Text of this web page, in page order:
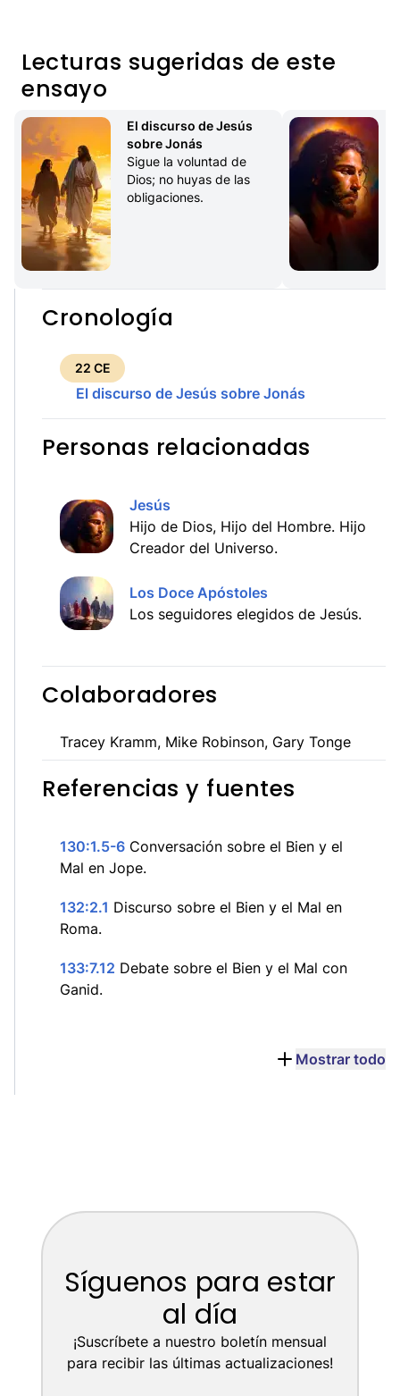
Lecturas sugeridas de este
ensayo
El discurso de Jesús
sobre Jonás
Sigue la voluntad de
Dios; no huyas de las
obligaciones.
Cronología
22 CE
El discurso de Jesús sobre Jonás
Personas relacionadas
Jesús
Hijo de Dios, Hijo del Hombre. Hijo
Creador del Universo.
Los Doce Apóstoles
Los seguidores elegidos de Jesús.
Colaboradores
Tracey Kramm, Mike Robinson, Gary Tonge
Referencias y fuentes
130:1.5-6 Conversación sobre el Bien y el
Mal en Jope.
132:2.1 Discurso sobre el Bien y el Mal en
Roma.
133:7.12 Debate sobre el Bien y el Mal con
Ganid.
Mostrar todo
Síguenos para estar
al día
¡Suscríbete a nuestro boletín mensual
para recibir las últimas actualizaciones!